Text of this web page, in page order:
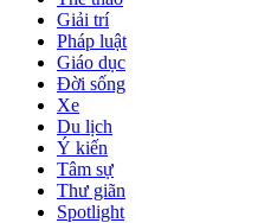
Giải trí
Pháp luật
Giáo dục
Đời sống
Xe
Du lịch
Ý kiến
Tâm sự
Thư giãn
Spotlight